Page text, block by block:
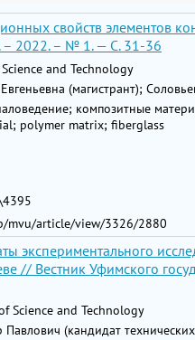
свойств элементов
– 2022. – № 1. — С. 31-36
and Technology
(магистрант);
композитные
polymer matrix; fiberglass
mvu/article/view/3326/2880
экспериментального
// Вестник Уфимского
Science and Technology
Павлович (кандидат